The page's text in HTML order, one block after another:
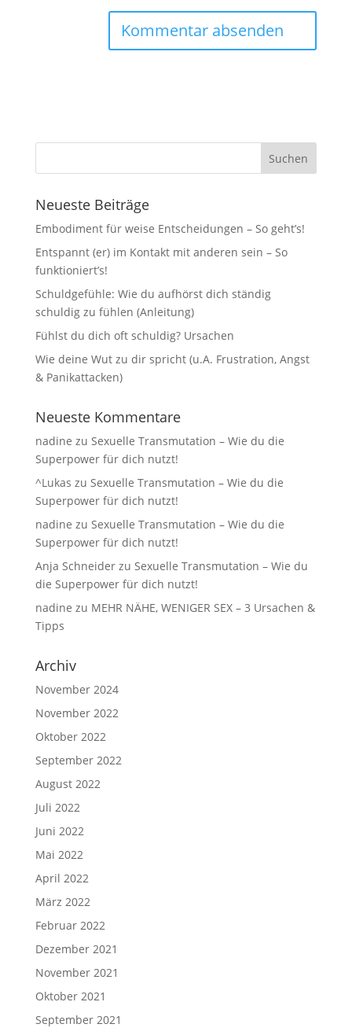
Neueste Beiträge
Embodiment für weise Entscheidungen – So geht’s!
Entspannt (er) im Kontakt mit anderen sein – So
funktioniert’s!
Schuldgefühle: Wie du aufhörst dich ständig
schuldig zu fühlen (Anleitung)
Fühlst du dich oft schuldig? Ursachen
Wie deine Wut zu dir spricht (u.A. Frustration, Angst
& Panikattacken)
Neueste Kommentare
nadine zu Sexuelle Transmutation – Wie du die
Superpower für dich nutzt!
^Lukas zu Sexuelle Transmutation – Wie du die
Superpower für dich nutzt!
nadine zu Sexuelle Transmutation – Wie du die
Superpower für dich nutzt!
Anja Schneiderzu Sexuelle Transmutation – Wie du
die Superpower für dich nutzt!
nadine zu MEHR NÄHE, WENIGER SEX – 3 Ursachen &
Tipps
Archiv
November 2024
November 2022
Oktober 2022
September 2022
August 2022
Juli 2022
Juni 2022
Mai 2022
April 2022
März 2022
Februar 2022
Dezember 2021
November 2021
Oktober 2021
September 2021